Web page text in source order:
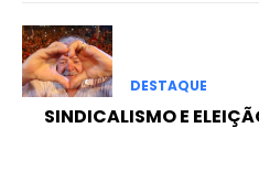
DESTAQUE
SINDICALISMO E